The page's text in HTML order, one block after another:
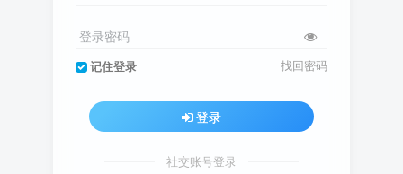
登录密码
记住登录 找回密码
登录
社交账号登录